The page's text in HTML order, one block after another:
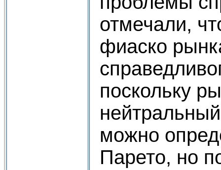
отмечали,
фиаско
поскольку
можно
Парето, но